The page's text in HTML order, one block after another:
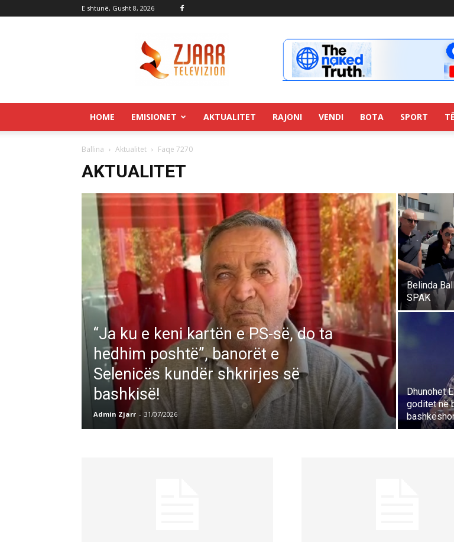
E shtunë, Gusht 8, 2026
HOME EMISIONET AKTUALITET RAJONI VENDI BOTA SPORT
Ballina Aktualitet Faqe 7270
AKTUALITET
“Ja ku e keni kartën e PS-së, do ta
hedhim poshtë”, banorët e
Selenicës kundër shkrirjes së
bashkisë!
Admin Zjarr - 31/07/2026
Belinda
SPAK
Dhunohet
goditet në